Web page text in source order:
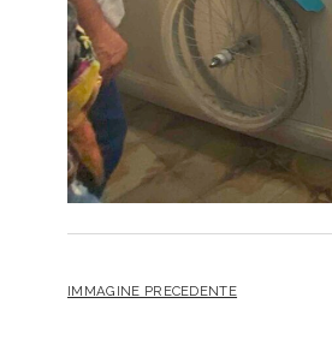
IMMAGINE PRECEDENTE